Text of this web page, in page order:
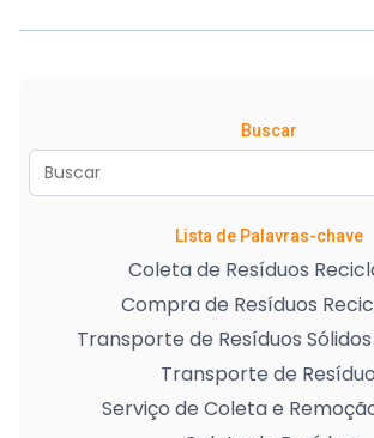
Buscar
Lista de Palavras-chave
Coleta de Resíduos
Compra de Resíduos
Transporte de Resíduos
Transporte de
Serviço de Coleta e